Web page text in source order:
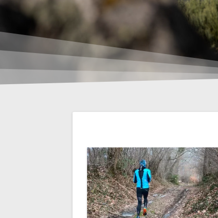
de
l’article